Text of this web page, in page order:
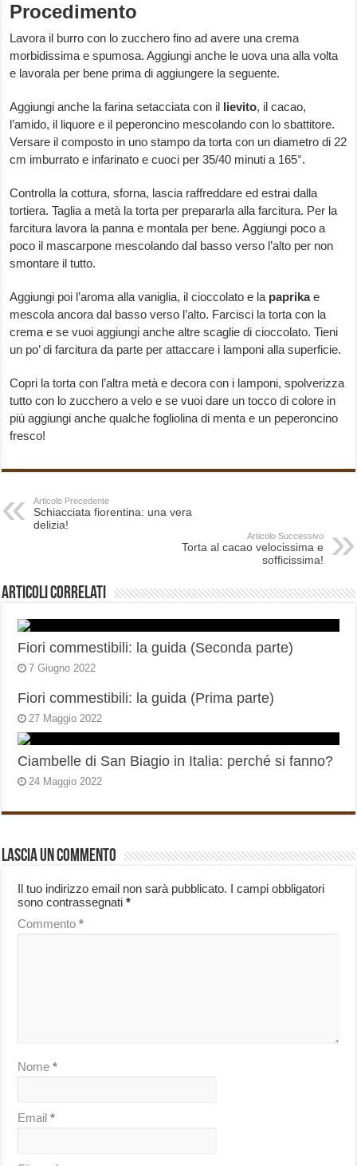
Procedimento
Lavora il burro con lo zucchero fino ad avere una crema
morbidissima e spumosa. Aggiungi anche le uova una alla volta
e lavorala per bene prima di aggiungere la seguente.
Aggiungi anche la farina setacciata con il lievito, il cacao,
l’amido, il liquore e il peperoncino mescolando con lo sbattitore.
Versare il composto in uno stampo da torta con un diametro di 22
cm imburrato e infarinato e cuoci per 35/40 minuti a 165°.
Controlla la cottura, sforna, lascia raffreddare ed estrai dalla
tortiera. Taglia a metà la torta per prepararla alla farcitura. Per la
farcitura lavora la panna e montala per bene. Aggiungi poco a
poco il mascarpone mescolando dal basso verso l’alto per non
smontare il tutto.
Aggiungi poi l’aroma alla vaniglia, il cioccolato e la paprikae
mescola ancora dal basso verso l’alto. Farcisci la torta con la
crema e se vuoi aggiungi anche altre scaglie di cioccolato. Tieni
un po’ di farcitura da parte per attaccare i lamponi alla superficie.
Copri la torta con l’altra metà e decora con i lamponi, spolverizza
tutto con lo zucchero a velo e se vuoi dare un tocco di colore in
più aggiungi anche qualche fogliolina di menta e un peperoncino
fresco!
Articolo Precedente
Schiacciata fiorentina: una vera
delizia!
Articolo Successivo
Torta al cacao velocissima e
sofficissima!
Articoli correlati
Fiori commestibili: la guida (Seconda parte)
7 Giugno 2022
Fiori commestibili: la guida (Prima parte)
27 Maggio 2022
Ciambelle di San Biagio in Italia: perché si fanno?
24 Maggio 2022
Lascia un commento
Il tuo indirizzo email non sarà pubblicato. I campi obbligatori
sono contrassegnati*
Commento*
Nome*
Email*